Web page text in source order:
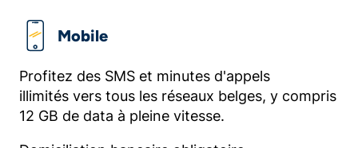
Mobile
Profitez des SMS et minutes d'appels
illimités vers tous les réseaux belges, y compris
12 GB de data à pleine vitesse.